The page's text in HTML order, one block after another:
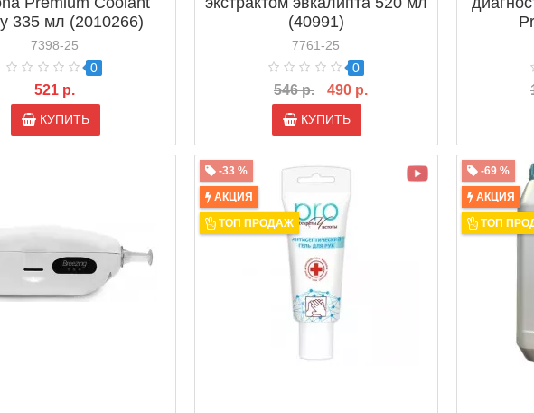
335 мл (2010266)
7398-25
0
521 р.
КУПИТЬ
(40991)
7761-25
0
546 р. 490 р.
КУПИТЬ
-33 %
АКЦИЯ
ТОП ПРОДАЖ
-69 %
АКЦИЯ
ТОП